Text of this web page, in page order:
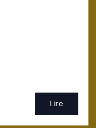
Lire